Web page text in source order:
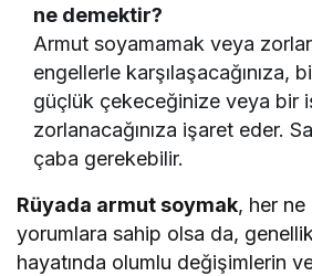
ne demektir?
Armut soyamamak veya
engellerle karşılaşacağınıza,
güçlük çekeceğinize veya bir
zorlanacağınıza işaret eder.
çaba gerekebilir.
Rüyada armut soymak, her ne
yorumlara sahip olsa da,
hayatında olumlu değişimlerin